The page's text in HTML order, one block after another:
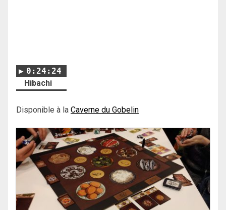
0:24:24
Hibachi
Disponible à la Caverne du Gobelin